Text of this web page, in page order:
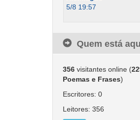
5/8 19:57
Quem está
356visitantes online (
Poemas e Frases)
Escritores: 0
Leitores: 356